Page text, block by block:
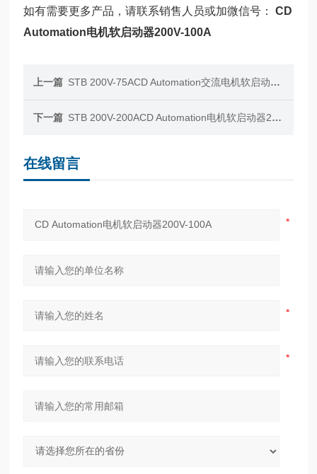
如有需要更多产品，请联系销售人员或加微信号：
CD
Automation电机软启动器200V-100A
上一篇 STB 200V-75ACD Automation交流电机软启动器200V-75A
下一篇 STB 200V-200ACD Automation电机软启动器200V-200A
在线留言